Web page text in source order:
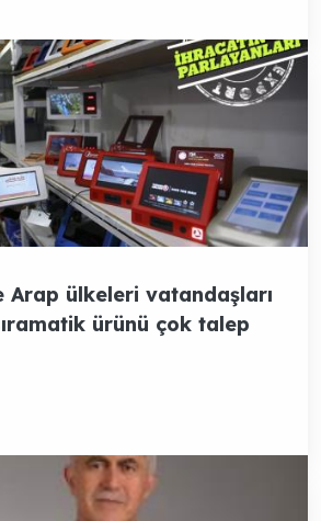
Arap ülkeleri vatandaşları
ürünü çok talep